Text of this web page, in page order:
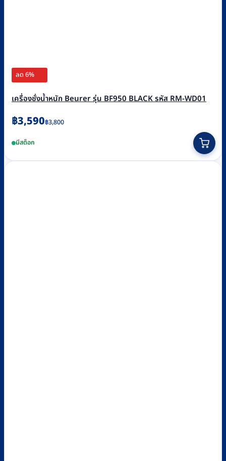
ลด 6%
เครื่องชั่งน้ำหนัก Beurer รุ่น BF950 BLACK รหัส RM-WD01
฿3,800
Original
was:
฿3,800.
฿3,590
Current
is:
฿3,590.
มีสต็อก